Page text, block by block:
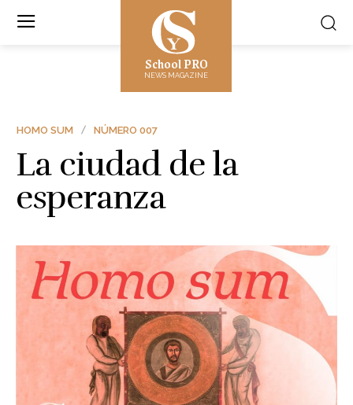
School PRO
NEWS MAGAZINE
HOMO SUM NÚMERO 007
La ciudad de la
esperanza